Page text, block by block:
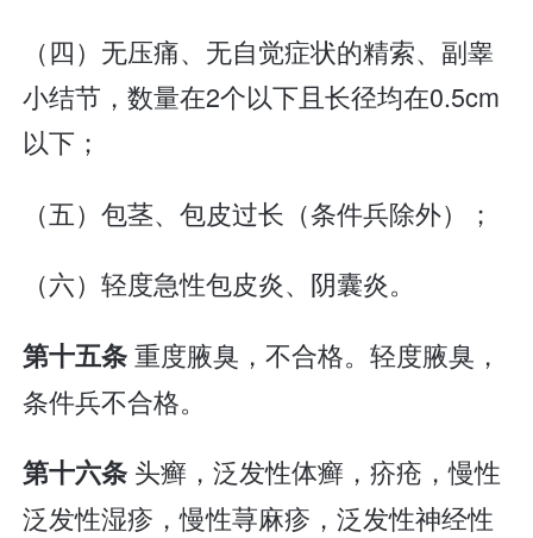
（四）无压痛、无自觉症状的精索、副睾
小结节，数量在2个以下且长径均在0.5cm
以下；
（五）包茎、包皮过长（条件兵除外）；
（六）轻度急性包皮炎、阴囊炎。
第十五条重度腋臭，不合格。轻度腋臭，
条件兵不合格。
第十六条 头癣，泛发性体癣，疥疮，慢性
泛发性湿疹，慢性荨麻疹，泛发性神经性